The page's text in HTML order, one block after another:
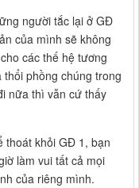
người tắc lại ở GĐ
của mình sẽ không
các thế hệ tương
phồng chúng trong
nữa thì vẫn cứ thấy
thoát khỏi GĐ 1, bạn
làm vui tất cả mọi
của riêng mình.